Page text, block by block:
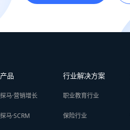
产品
探马·营销增长
探马·SCRM
行业解决方案
职业教育行业
保险行业